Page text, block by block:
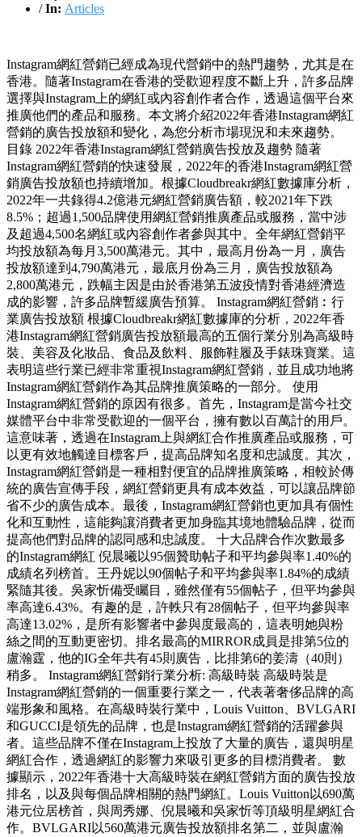
/ In: Articles
Instagram網紅營銷已經成為現代營銷中的熱門趨勢，尤其是在
香港。隨著Instagram在香港的受歡迎程度不斷上升，許多品牌
選擇與Instagram上的網紅或內容創作者合作，透過這個平台來
推廣他們的產品和服務。本文將介紹2022年香港Instagram網紅
營銷的廣告投放額和變化，為您分析市場現況和未來趨勢。
目錄 2022年香港Instagram網紅營銷廣告投放及趨勢 隨著
Instagram網紅營銷的快速發展，2022年的香港Instagram網紅營
銷廣告投放額也持續增加。根據Cloudbreakr網紅數據庫分析，
2022年一共錄得4.2億港元網紅營銷廣告額，較2021年下跌
8.5%；超過1,500品牌使用網紅營銷推廣產品或服務，當中涉
及超過4,500名網紅或內容創作者參與其中。全年網紅營銷平
均投放額為每月3,500萬港元。其中，最高月份為一月，廣告
投放額達到4,790萬港元，最底月份為三月，廣告投放額為
2,800萬港元，跌幅主因是由於香港第五波疫情對香港經濟造
成的影響，許多品牌暫緩廣告預算。 Instagram網紅營銷︰行
業廣告投放額 根據Cloudbreakr網紅數據庫的分析，2022年香
港Instagram網紅營銷廣告投放額最高的五個行業分別為高級時
裝、美容及化妝品、食品及飲料、服飾鞋履及手錶珠寶業。這
表明這些行業已經非常重視Instagram網紅營銷，並且成功地將
Instagram網紅營銷作為其品牌推廣策略的一部分。 使用
Instagram網紅營銷的原因有很多。首先，Instagram是當今社交
媒體平台中非常受歡迎的一個平台，擁有數以百萬計的用戶。
這意味著，透過在Instagram上與網紅合作推廣產品或服務，可
以更有效地觸達目標客戶，提高品牌知名度和忠誠度。其次，
Instagram網紅營銷是一種相對便宜的品牌推廣策略，相較於傳
統的廣告宣傳手段，網紅營銷更具有成本效益，可以讓品牌節
省不少的廣告成本。最後，Instagram網紅營銷也更加具有個性
化和互動性，這能夠讓消費者更加身臨其境地體驗品牌，從而
提高他們對品牌的認同感和忠誠度。 十大品牌合作次數最多
的Instagram網紅 倪晨曦以95個贊助帖子和平均參與率1.40%的
成績名列榜首。王丹妮以90個帖子和平均參與率1.84%的成績
緊隨其後。吳家忻備受矚目，雖然僅有55個帖子，但平均參與
率高達6.43%。有趣的是，許軼只有28個帖子，但平均參與率
高達13.02%，是所有影響者中參與度最高的，這表明她與粉
絲之間的互動更密切。排名最高的MIRROR成員是排第5位的
盧瀚霆，他的IG全年共有45則廣告，比排第6的姜濤（40則）
稍多。 Instagram網紅營銷行業分析: 高級時裝 高級時裝是
Instagram網紅營銷的一個重要行業之一，代表著奢侈品牌的高
端形象和風格。在高級時裝行業中，Louis Vuitton、BVLGARI
和GUCCI是領先的品牌，也是Instagram網紅營銷的活躍參與
者。這些品牌不僅在Instagram上投放了大量的廣告，還與明星
網紅合作，透過網紅的影響力來吸引更多的目標消費者。 數
據顯示，2022年香港十大高級時裝在網紅營銷方面的廣告投放
排名，以及與每個品牌相關的熱門網紅。Louis Vuitton以690萬
港元位居榜首，與周秀娜、倪晨曦和吳家忻等頂級明星網紅合
作。BVLGARI以560萬港元廣告投放額排名第二，並與盧瀚